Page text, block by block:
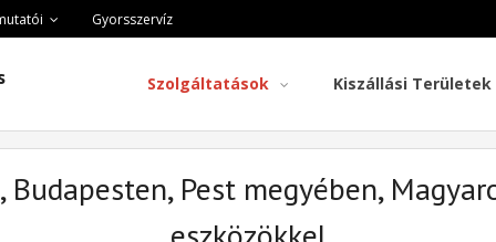
Gyorsszervíz
Szolgáltatások Kiszállási Területek
Budapesten, Pest megyében,